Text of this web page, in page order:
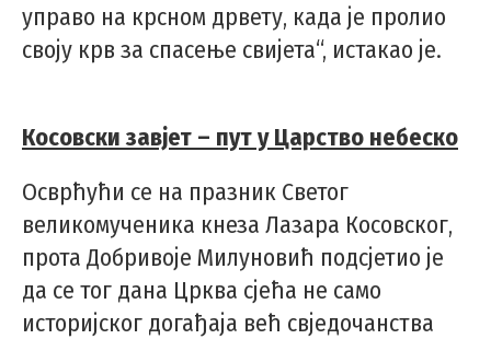
управо на крсном дрвету, када је пролио
своју крв за спасење свијета“, истакао је.
Косовски завјет – пут у Царство небеско
Осврћући се на празник Светог
великомученика кнеза Лазара Косовског,
прота Добривоје Милуновић подсјетио је
да се тог дана Црква сјећа не само
историјског догађаја већ свједочанства